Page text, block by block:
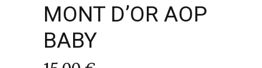
MONT D’OR AOP
BABY